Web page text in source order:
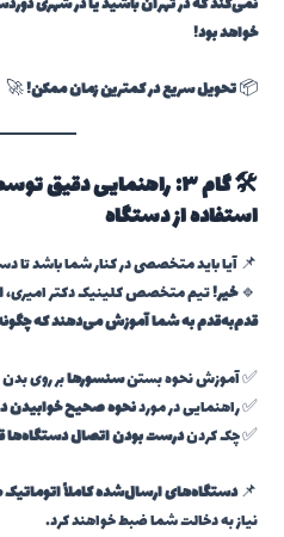
خواهد بود!
📦تحویل سریع در کمترین زمان ممکن!🚀
🛠 گام ۳: راهنمایی
استفاده از دستگاه
📌 آیا باید متخصصی در کنار شما باشد تا
🔹خیر!تیم متخصص کلینیک دکتر امیری،
قدم‌به‌قدم به شما آموزش می‌دهند که
✅ آموزش نحوه بستنسنسورهابر روی بدن
✅ راهنمایی در موردنحوه صحیح
✅ چک کردندرست بودن اتصال دستگاه‌ها
📌دستگاه‌های ارسال‌شده کاملاً
نیاز به دخالت شما ضبط خواهند کرد.